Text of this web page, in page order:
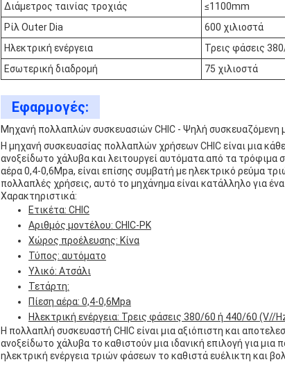
Διάμετρος ταινίας τροχιάς
≤1100mm
Ρίλ Outer Dia
600 χιλιοστά
Ηλεκτρική ενέργεια
Τρεις φάσεις
Εσωτερική διαδρομή
75 χιλιοστά
Εφαρμογές:
Μηχανή πολλαπλών συσκευασιών CHIC - Ψηλή συσκευαζόμενη
Η μηχανή συσκευασίας πολλαπλών χρήσεων CHIC είναι μια
ανοξείδωτο χάλυβα και λειτουργεί αυτόματα.από τα
αέρα 0,4-0,6Mpa, είναι επίσης συμβατή με ηλεκτρικό ρεύμα
πολλαπλές χρήσεις, αυτό το μηχάνημα είναι κατάλληλο για
Χαρακτηριστικά:
Ετικέτα: CHIC
Αριθμός μοντέλου: CHIC-PK
Χώρος προέλευσης: Κίνα
Τύπος: αυτόματο
Υλικό: Ατσάλι
Τετάρτη:
Πίεση αέρα: 0,4-0,6Mpa
Ηλεκτρική ενέργεια: Τρεις φάσεις 380/60 ή 440/60 (V//
Η πολλαπλή συσκευαστή CHIC είναι μια αξιόπιστη και
ανοξείδωτο χάλυβα το καθιστούν μια ιδανική επιλογή για
ηλεκτρική ενέργεια τριών φάσεων το καθιστά ευέλικτη και